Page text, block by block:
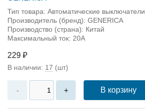
Тип товара: Автоматические выключатели
Производитель (бренд): GENERICA
Производство (страна): Китай
Максимальный ток: 20А
229 ₽
В наличии: 17 (шт)
- + В корзину